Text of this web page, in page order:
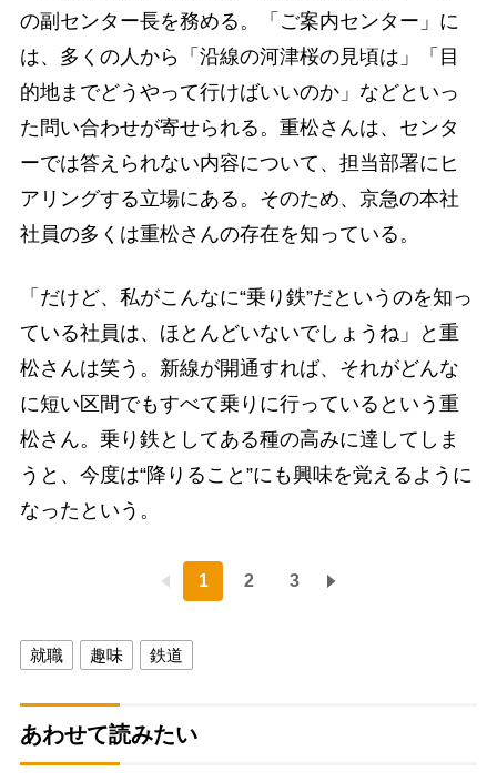
の副センター長を務める。「ご案内センター」に
は、多くの人から「沿線の河津桜の見頃は」「目
的地までどうやって行けばいいのか」などといっ
た問い合わせが寄せられる。重松さんは、センタ
ーでは答えられない内容について、担当部署にヒ
アリングする立場にある。そのため、京急の本社
社員の多くは重松さんの存在を知っている。
「だけど、私がこんなに“乗り鉄”だというのを知っ
ている社員は、ほとんどいないでしょうね」と重
松さんは笑う。新線が開通すれば、それがどんな
に短い区間でもすべて乗りに行っているという重
松さん。乗り鉄としてある種の高みに達してしま
うと、今度は“降りること”にも興味を覚えるように
なったという。
1 2 3
就職 趣味 鉄道
あわせて読みたい